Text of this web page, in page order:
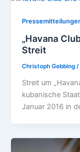
„Havana
Streit
Christoph Gebbing/
Streit um
kubanische
Januar 2016 in